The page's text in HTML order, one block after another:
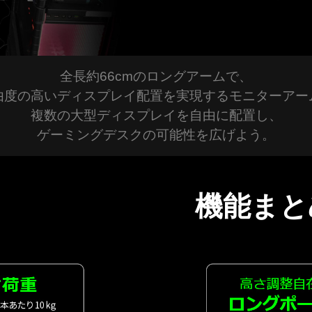
全長約66cmのロングアームで、
度の高いディスプレイ配置を実現するモニターアー
複数の大型ディスプレイを自由に配置し、
ゲーミングデスクの可能性を広げよう。
機能ま